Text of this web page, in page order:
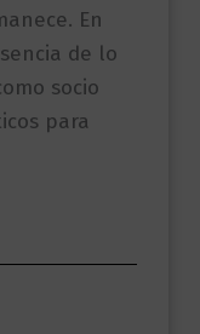
En
de lo
socio
para